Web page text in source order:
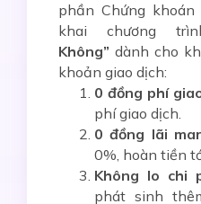
phần Chứng
khai chương
Không” dành cho
khoản giao dịch:
0 đồng phí
phí giao dịch.
0 đồng lãi
0%, hoàn tiền
Không lo chi
phát sinh